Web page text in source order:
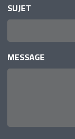
SUJET
MESSAGE